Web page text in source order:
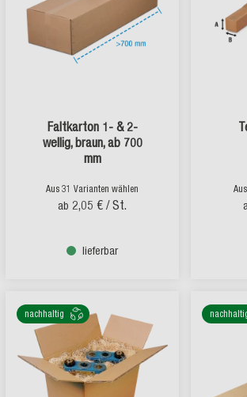
Faltkarton 1- & 2-
wellig, braun, ab 700
mm
Aus 31 Varianten wählen
ab 2,05 € / St.
lieferbar
nachhaltig